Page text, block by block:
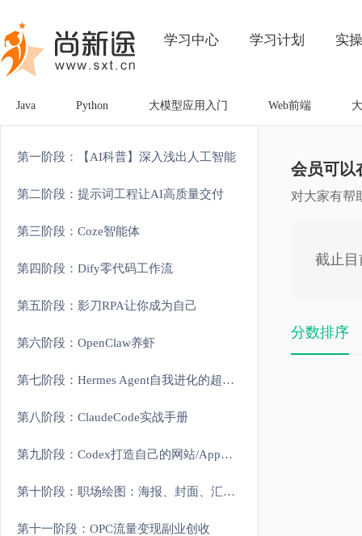
学习中心 学习计划 实操
Java Python 大模型应用入门 Web前端
第一阶段：【AI科普】深入浅出人工智能
第二阶段：提示词工程让AI高质量交付
第三阶段：Coze智能体
第四阶段：Dify零代码工作流
第五阶段：影刀RPA让你成为自己
第六阶段：OpenClaw养虾
第七阶段：Hermes Agent自我进化的超级智能体
第八阶段：ClaudeCode实战手册
第九阶段：Codex打造自己的网站/App应用
第十阶段：职场绘图：海报、封面、汇报视觉图
第十一阶段：OPC流量变现副业创收
会员可以
对大家有帮
截止
分数排序